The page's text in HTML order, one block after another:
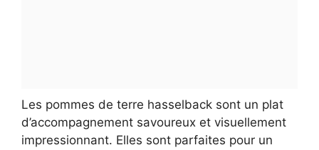
Les pommes de terre hasselback sont un plat
d’accompagnement savoureux et visuellement
impressionnant. Elles sont parfaites pour un